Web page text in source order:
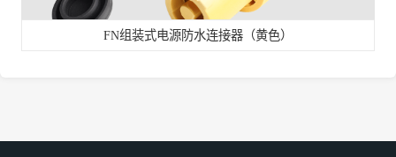
FN组装式电源防水连接器（黄色）